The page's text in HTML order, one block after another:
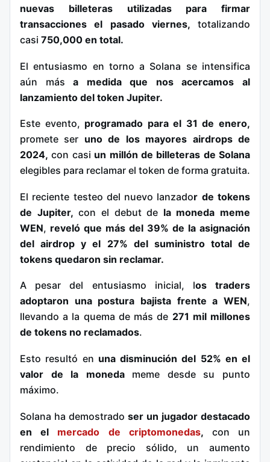
nuevas billeteras utilizadas para firmar
transacciones el pasado viernes, totalizando
casi 750,000 en total.
El entusiasmo en torno a Solana se intensifica
aún mása medida que nos acercamos al
lanzamiento del token Jupiter.
Este evento, programado para el 31 de enero,
promete ser uno de los mayores airdrops de
2024, con casi un millón de billeteras de Solana
elegibles para reclamar el token de forma gratuita.
El reciente testeo del nuevo lanzador de tokens
de Jupiter, con el debut de la moneda meme
WEN, reveló que más del 39% de la asignación
del airdrop y el 27% del suministro total de
tokens quedaron sin reclamar.
A pesar del entusiasmo inicial, los traders
adoptaron una postura bajista frente a WEN,
llevando a la quema de más de 271 mil millones
de tokens no reclamados.
Esto resultó en una disminución del 52% en el
valor de la monedameme desde su punto
máximo.
Solana ha demostrado ser un jugador destacado
en el mercado de criptomonedas, con un
rendimiento de precio sólido, un aumento